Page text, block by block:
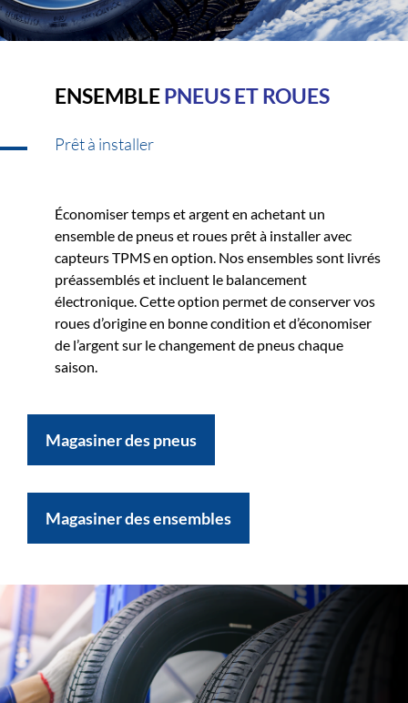
ENSEMBLEPNEUS ET ROUES
Prêt à installer
Économiser temps et argent en achetant un
ensemble de pneus et roues prêt à installer avec
capteurs TPMS en option. Nos ensembles sont livrés
préassemblés et incluent le balancement
électronique. Cette option permet de conserver vos
roues d’origine en bonne condition et d’économiser
de l’argent sur le changement de pneus chaque
saison.
Magasiner des pneus
Magasiner des ensembles